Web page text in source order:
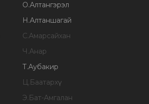
О.Алтангэрэл
Н.Алтаншагай
С.Амарсайхан
Ч.Анар
Т.Аубакир
Ц.Баатархүү
Э.Бат-Амгалан